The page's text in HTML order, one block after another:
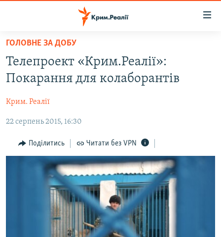
Перейти
основного
матеріалу
до
навігації
Перейти
ВОДА.КРИМ
ВІДЕО ТА ФОТО
ПОЛІТИКА
БЛОГИ
ПОГЛЯД
ІНТЕРВ'Ю
ВСЕ ЗА ДЕНЬ
СПЕЦПРОЕКТИ
ДЕПОРТАЦІЯ
ВІДЕОУРОКИ «ELIFBE»
ЯК ОБІЙТИ БЛОКУВАННЯ
ГОЛОВНЕ ЗА ДОБУ
Телепроект «Крим.Реалії»:
Покарання для колаборантів
Крим. Реалії
22 серпень 2015, 16:30
Поділитись Читати без VPN